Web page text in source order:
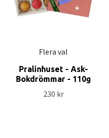
Flera val
Pralinhuset - Ask-
Bokdrömmar - 110g
230 kr